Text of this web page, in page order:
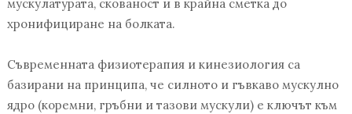
мускулатурата, скованост и в крайна сметка до
хронифициране на болката.
Съвременната физиотерапия и кинезиология са
базирани на принципа, че силното и гъвкаво мускулно
ядро (коремни, гръбни и тазови мускули) е ключът към